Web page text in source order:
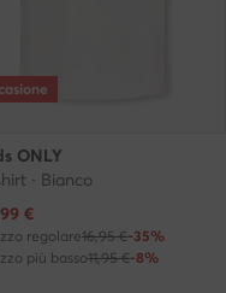
ONLY
· Bianco
attuale
€
regolare16,95 €-35%
più basso11,95 €-8%